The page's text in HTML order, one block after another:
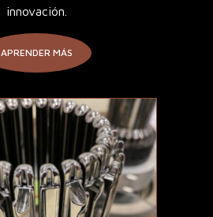
innovación.
APRENDER MÁS